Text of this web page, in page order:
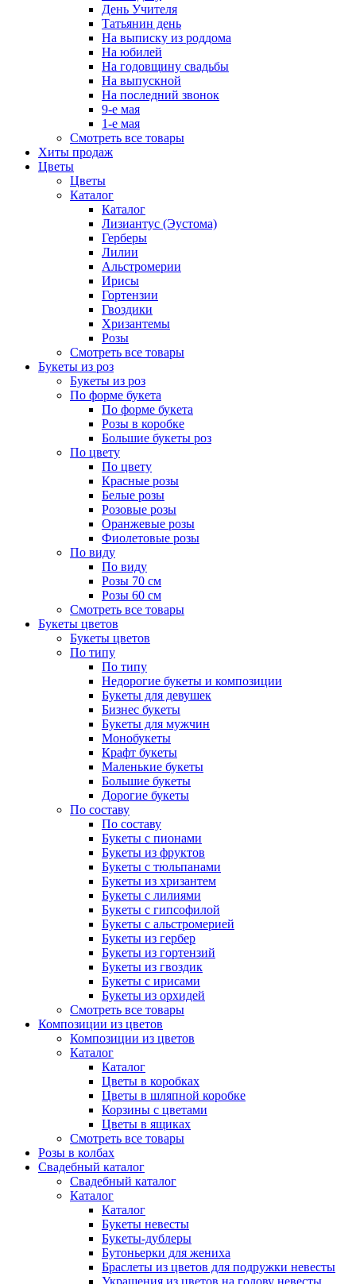
День Учителя
Татьянин день
На выписку из роддома
На юбилей
На годовщину свадьбы
На выпускной
На последний звонок
9-е мая
1-е мая
Смотреть все товары
Хиты продаж
Цветы
Цветы
Каталог
Каталог
Лизиантус (Эустома)
Герберы
Лилии
Альстромерии
Ирисы
Гортензии
Гвоздики
Хризантемы
Розы
Смотреть все товары
Букеты из роз
Букеты из роз
По форме букета
По форме букета
Розы в коробке
Большие букеты роз
По цвету
По цвету
Красные розы
Белые розы
Розовые розы
Оранжевые розы
Фиолетовые розы
По виду
По виду
Розы 70 см
Розы 60 см
Смотреть все товары
Букеты цветов
Букеты цветов
По типу
По типу
Недорогие букеты и композиции
Букеты для девушек
Бизнес букеты
Букеты для мужчин
Монобукеты
Крафт букеты
Маленькие букеты
Большие букеты
Дорогие букеты
По составу
По составу
Букеты с пионами
Букеты из фруктов
Букеты с тюльпанами
Букеты из хризантем
Букеты с лилиями
Букеты с гипсофилой
Букеты с альстромерией
Букеты из гербер
Букеты из гортензий
Букеты из гвоздик
Букеты с ирисами
Букеты из орхидей
Смотреть все товары
Композиции из цветов
Композиции из цветов
Каталог
Каталог
Цветы в коробках
Цветы в шляпной коробке
Корзины с цветами
Цветы в ящиках
Смотреть все товары
Розы в колбах
Свадебный каталог
Свадебный каталог
Каталог
Каталог
Букеты невесты
Букеты-дублеры
Бутоньерки для жениха
Браслеты из цветов для подружки невесты